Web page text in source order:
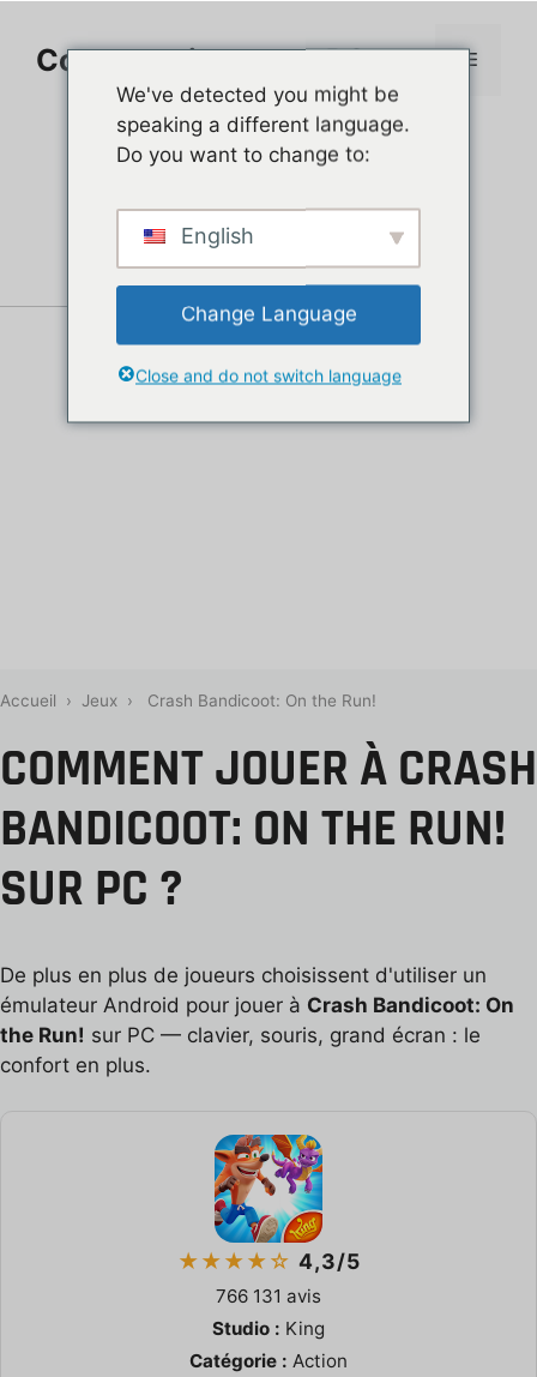
contenuComment jouer sur PC Menu
Accueil › Jeux › Crash Bandicoot: On the Run!
COMMENT JOUER À CRASH
BANDICOOT: ON THE RUN!
SUR PC ?
De plus en plus de joueurs choisissent d'utiliser un
émulateur Android pour jouer à Crash Bandicoot: On
the Run! sur PC — clavier, souris, grand écran : le
confort en plus.
★★★★☆ 4,3/5
766 131 avis
Studio : King
Catégorie : Action
We've detected you might be
speaking a different language.
Do you want to change to:
English
Change Language
Close and do not switch language